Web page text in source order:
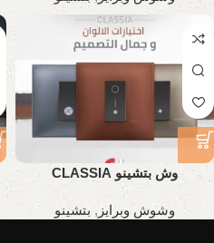
وش بتشينو CLASSIA
وشوش وبرايز , بتشينو